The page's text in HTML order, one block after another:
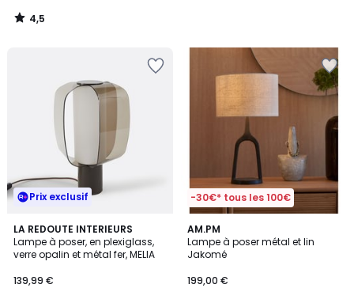
4,5
/
Prix exclusif
LA REDOUTE INTERIEURS
Lampe à poser, en plexiglass,
verre opalin et métal fer, MELIA
139,99 €
-30€* tous les 100€
AM.PM
Lampe à poser métal et lin
Jakomé
199,00 €
4,6
/ 5